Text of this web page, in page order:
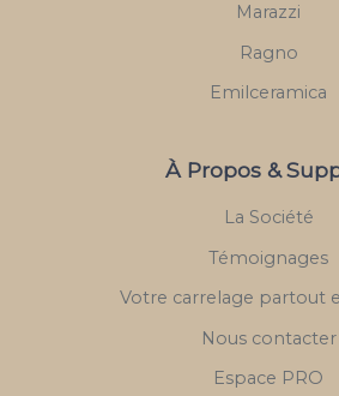
Marazzi
Ragno
Emilceramica
À Propos &
La Société
Témoignages
Votre carrelage partout
Nous contacter
Espace PRO